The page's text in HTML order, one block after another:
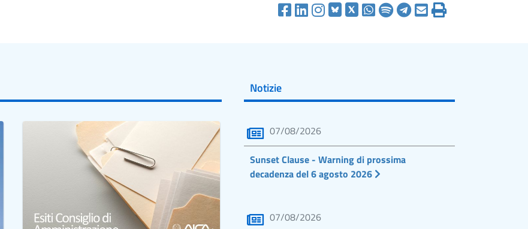
Notizie
07/08/2026
Sunset Clause - Warning di prossima
decadenza del 6 agosto 2026
07/08/2026